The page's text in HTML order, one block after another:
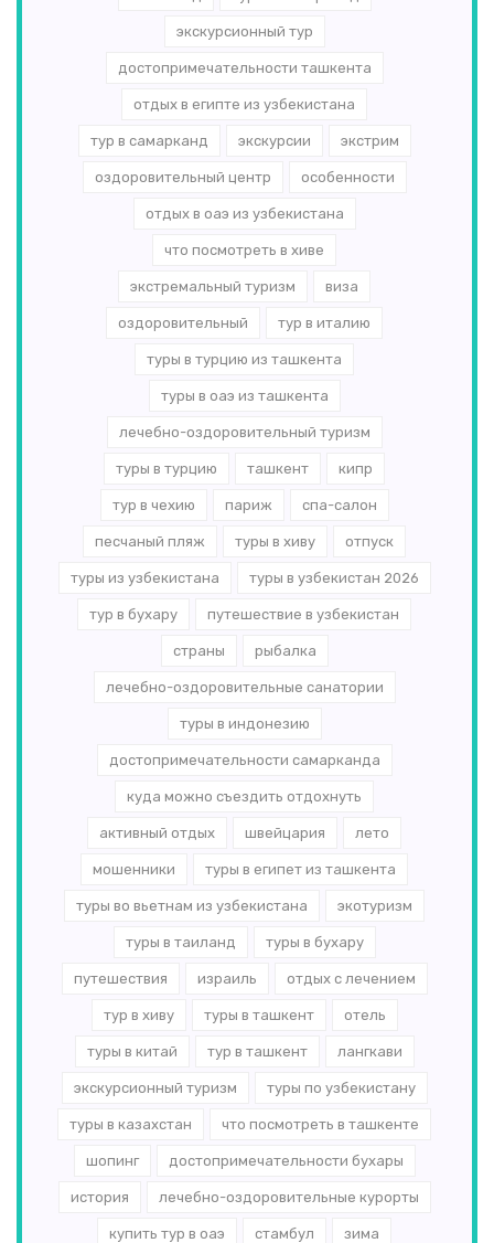
экскурсионный тур
достопримечательности ташкента
отдых в египте из узбекистана
тур в самарканд экскурсии экстрим
оздоровительный центр особенности
отдых в оаэ из узбекистана
что посмотреть в хиве
экстремальный туризм виза
оздоровительный тур в италию
туры в турцию из ташкента
туры в оаэ из ташкента
лечебно-оздоровительный туризм
туры в турцию ташкент кипр
тур в чехию париж спа-салон
песчаный пляж туры в хиву отпуск
туры из узбекистана туры в узбекистан 2026
тур в бухару путешествие в узбекистан
страны рыбалка
лечебно-оздоровительные санатории
туры в индонезию
достопримечательности самарканда
куда можно съездить отдохнуть
активный отдых швейцария лето
мошенники туры в египет из ташкента
туры во вьетнам из узбекистана экотуризм
туры в таиланд туры в бухару
путешествия израиль отдых с лечением
тур в хиву туры в ташкент отель
туры в китай тур в ташкент лангкави
экскурсионный туризм туры по узбекистану
туры в казахстан что посмотреть в ташкенте
шопинг достопримечательности бухары
история лечебно-оздоровительные курорты
купить тур в оаэ стамбул зима